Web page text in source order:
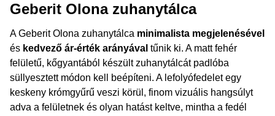
Geberit Olona zuhanytálca
A Geberit Olona zuhanytálca minimalista megjelenésével
és kedvező ár-érték arányával tűnik ki. A matt fehér
felületű, kőgyantából készült zuhanytálcát padlóba
süllyesztett módon kell beépíteni. A lefolyófedelet egy
keskeny krómgyűrű veszi körül, finom vizuális hangsúlyt
adva a felületnek és olyan hatást keltve, mintha a fedél